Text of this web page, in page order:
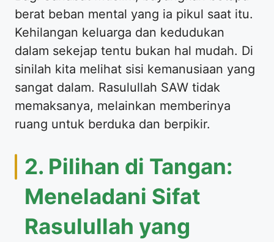
berat beban mental yang ia pikul saat itu.
Kehilangan keluarga dan kedudukan
dalam sekejap tentu bukan hal mudah. Di
sinilah kita melihat sisi kemanusiaan yang
sangat dalam. Rasulullah SAW tidak
memaksanya, melainkan memberinya
ruang untuk berduka dan berpikir.
​2. Pilihan di Tangan:
Meneladani Sifat
Rasulullah yang